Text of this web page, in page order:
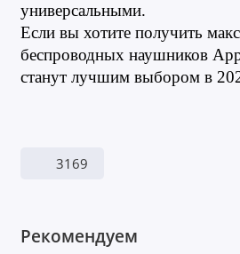
универсальными.
Если вы хотите получить
беспроводных наушников
станут лучшим выбором в
3169
Рекомендуем